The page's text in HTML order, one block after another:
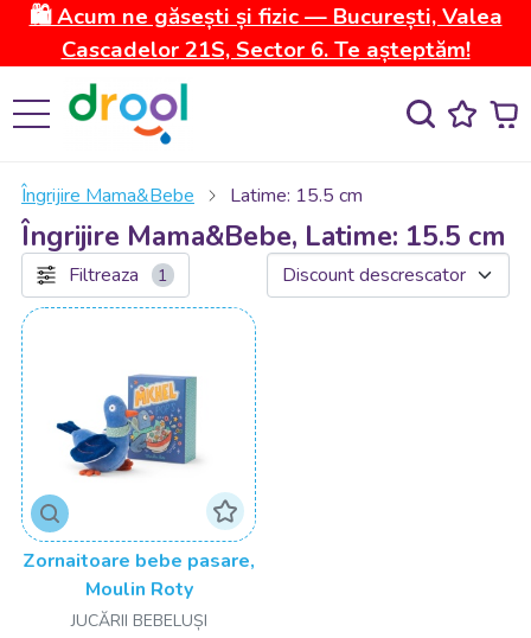
🛍️ Acum ne găsești și fizic — București, Valea
Cascadelor 21S, Sector 6. Te așteptăm!
Îngrijire Mama&Bebe Latime: 15.5 cm
Îngrijire Mama&Bebe, Latime: 15.5 cm
Filtreaza 1
Zornaitoare bebe pasare,
Moulin Roty
JUCĂRII BEBELUȘI